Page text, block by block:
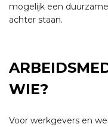
mogelijk een
achter staan.
WIE?
Voor werkgevers en